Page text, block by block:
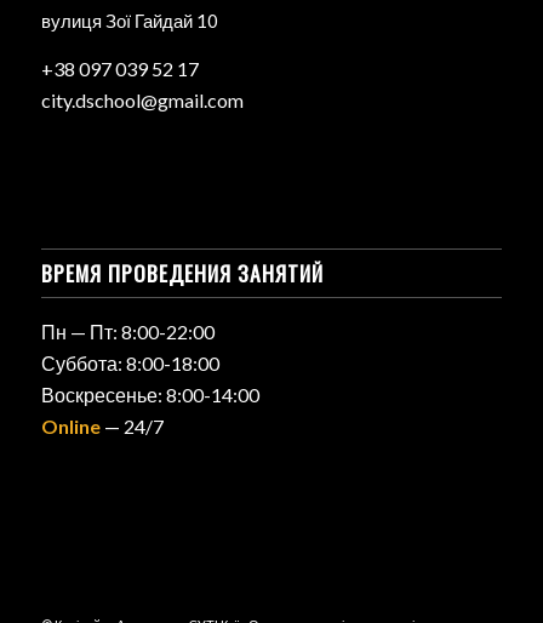
вулиця Зої Гайдай 10
+38 097 039 52 17
city.dschool@gmail.com
ВРЕМЯ ПРОВЕДЕНИЯ ЗАНЯТИЙ
Пн — Пт: 8:00-22:00
Суббота: 8:00-18:00
Воскресенье: 8:00-14:00
Online— 24/7